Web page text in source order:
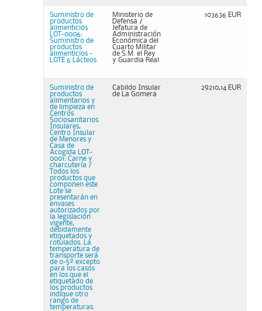
Suministro de
productos
alimenticios
LOT-0006:
Suministro de
productos
alimenticios -
LOTE 6 Lácteos
Ministerio de
Defensa /
Jefatura de
Administración
Económica del
Cuarto Militar
de S.M. el Rey
y Guardia Real
103636 EUR
Suministro de
productos
alimentarios y
de limpieza en
Centros
Sociosanitarios
Insulares,
Centro Insular
de Menores y
Casa de
Acogida LOT-
0001: Carne y
charcutería /
Todos los
productos que
componen este
Lote se
presentarán en
envases
autorizados por
la legislación
vigente,
debidamente
etiquetados y
rotulados. La
temperatura de
transporte será
de 0-5º excepto
para los casos
en los que el
etiquetado de
los productos
indique otro
rango de
temperaturas.
Cabildo Insular
de La Gomera
29210,14 EUR